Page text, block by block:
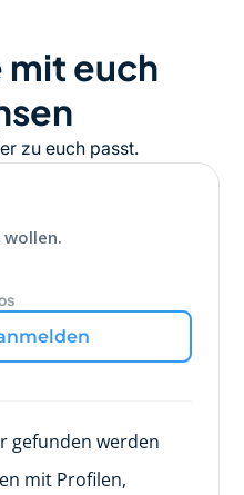
mit euch
zu euch passt.
wollen.
gefunden werden
mit Profilen,